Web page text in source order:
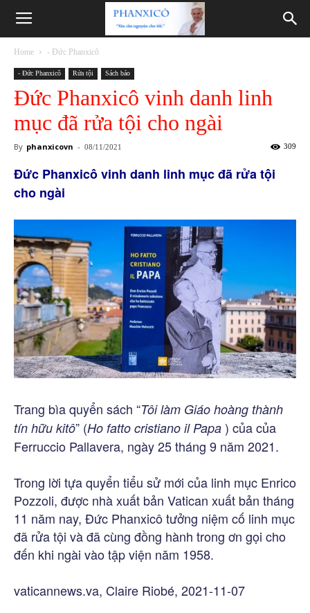
Phanxicô
Home - Đức Phanxicô
- Đức Phanxicô Rửa tội Sách báo
Đức Phanxicô vinh danh linh
mục đã rửa tội cho ngài
By phanxicovn - 08/11/2021 309
Đức Phanxicô vinh danh linh mục đã rửa tội
cho ngài
Trang bìa quyển sách “Tôi làm Giáo hoàng thành
tín hữu kitô” (Ho fatto cristiano il Papa ) của của
Ferruccio Pallavera, ngày 25 tháng 9 năm 2021.
Trong lời tựa quyển tiểu sử mới của linh mục Enrico
Pozzoli, được nhà xuất bản Vatican xuất bản tháng
11 năm nay, Đức Phanxicô tưởng niệm cố linh mục
đã rửa tội và đã cùng đồng hành trong ơn gọi cho
đến khi ngài vào tập viện năm 1958.
vaticannews.va, Claire Riobé, 2021-11-07